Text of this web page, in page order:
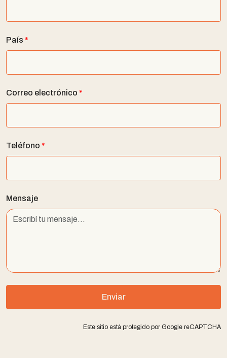
País *
Correo electrónico *
Teléfono *
Mensaje
Enviar
Este sitio está protegido por Google reCAPTCHA